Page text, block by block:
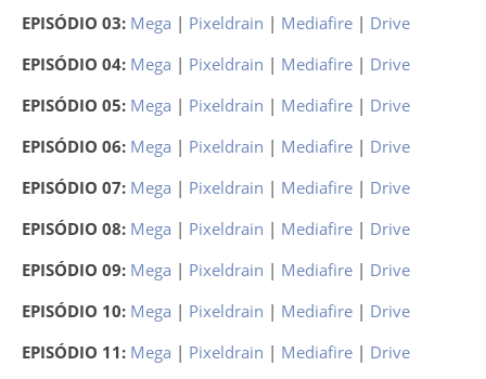
EPISÓDIO 03: Mega | Pixeldrain | Mediafire | Drive
EPISÓDIO 04: Mega | Pixeldrain | Mediafire | Drive
EPISÓDIO 05: Mega | Pixeldrain | Mediafire | Drive
EPISÓDIO 06: Mega | Pixeldrain | Mediafire | Drive
EPISÓDIO 07: Mega | Pixeldrain | Mediafire | Drive
EPISÓDIO 08: Mega | Pixeldrain | Mediafire | Drive
EPISÓDIO 09: Mega | Pixeldrain | Mediafire | Drive
EPISÓDIO 10: Mega | Pixeldrain | Mediafire | Drive
EPISÓDIO 11: Mega | Pixeldrain | Mediafire | Drive